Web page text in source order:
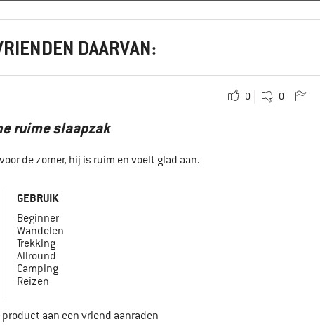
DAARVAN:
0 0
ruime slaapzak
de zomer, hij is ruim en voelt glad aan.
GEBRUIK
Beginner
Wandelen
Trekking
Allround
Camping
Reizen
aan een vriend aanraden